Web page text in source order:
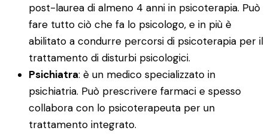
post-laurea di almeno 4 anni in psicoterapia. Può
fare tutto ciò che fa lo psicologo, e in più è
abilitato a condurre percorsi di psicoterapia per il
trattamento di disturbi psicologici.
Psichiatra: è un medico specializzato in
psichiatria. Può prescrivere farmaci e spesso
collabora con lo psicoterapeuta per un
trattamento integrato.